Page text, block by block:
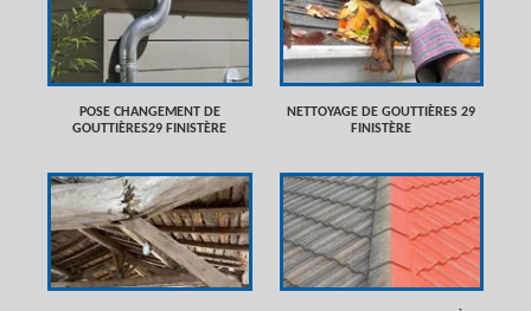
POSE CHANGEMENT DE
GOUTTIÈRES29 FINISTÈRE
NETTOYAGE DE GOUTTIÈRES 29
FINISTÈRE